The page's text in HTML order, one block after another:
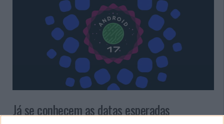
Já se conhecem as datas esperadas